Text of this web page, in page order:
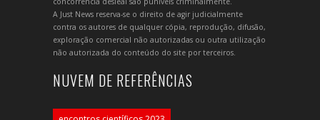
A Just News reserva-se o direito de agir judicialmente
contra os autores de qualquer cópia, reprodução, difusão,
exploração comercial não autorizadas ou outra utilização
não autorizada do conteúdo do site por terceiros.
NUVEM DE REFERÊNCIAS